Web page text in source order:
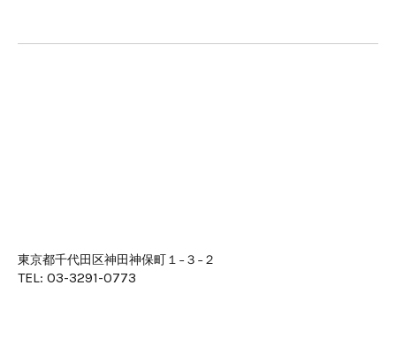
東京都千代田区神田神保町１−３−２
TEL: 03-3291-0773